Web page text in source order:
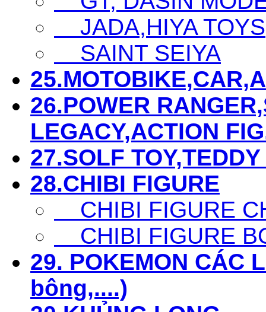
JADA,HIYA TOYS
SAINT SEIYA
26.POWER
LEGACY,ACTION
27.SOLF
28.CHIBI FIGURE
CHIBI FIGURE
CHIBI FIGURE
29. POKEMON CÁC
bông,....)